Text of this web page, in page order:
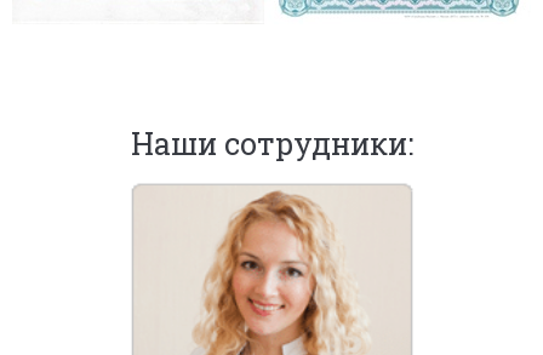
Наши сотрудники: